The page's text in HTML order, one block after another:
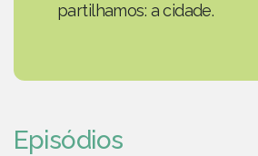
partilhamos: a cidade.
Episódios